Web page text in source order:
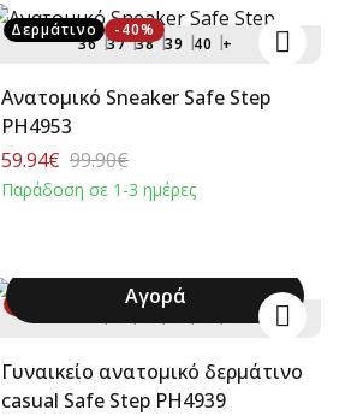
Δερμάτινο -40%
36 37 38 39 40 +
Ανατομικό Sneaker Safe Step
PH4953
59.94€ 99.90€
Παράδοση σε 1-3 ημέρες
Αγορά
Γυναικείο ανατομικό δερμάτινο
casual Safe Step PH4939